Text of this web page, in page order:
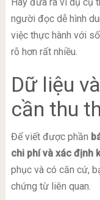
người đọc dễ hình
việc thực hành với
rõ hơn rất nhiều.
Dữ liệu
cần thu
Để viết được phần
chi phí và xác định
phục và có căn cứ,
chứng từ liên quan.